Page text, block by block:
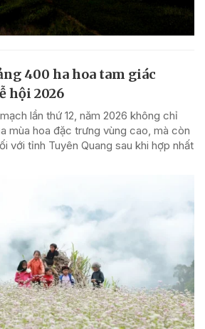
400 ha hoa tam giác
hội 2026
lần thứ 12, năm 2026 không chỉ
mùa hoa đặc trưng vùng cao, mà còn
với tỉnh Tuyên Quang sau khi hợp nhất